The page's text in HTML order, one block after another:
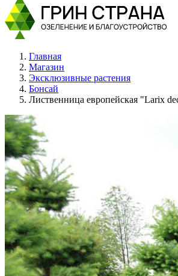
Главная
Магазин
Эксклюзивные растения
Бонсай
Лиственница европейская "Larix